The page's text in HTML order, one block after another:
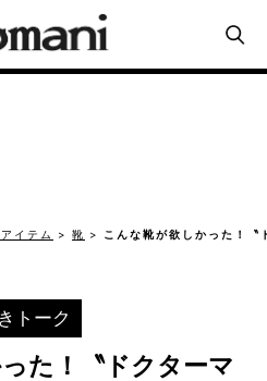
イテム 靴 こんな靴が欲しかった！
トーク
た！〝ドクターマ